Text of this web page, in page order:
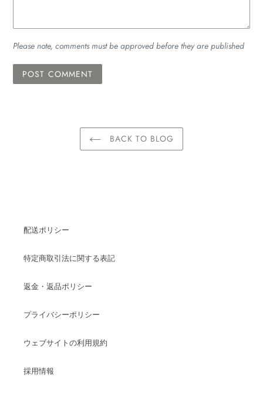
Please note, comments must be approved before they are published
BACK TO BLOG
配送ポリシー
特定商取引法に関する表記
返金・返品ポリシー
プライバシーポリシー
ウェブサイトの利用規約
採用情報